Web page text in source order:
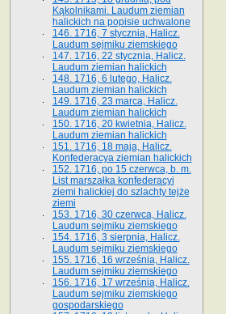
Kąkolnikami. Laudum ziemian
halickich na popisie uchwalone
146. 1716, 7 stycznia, Halicz.
Laudum sejmiku ziemskiego
147. 1716, 22 stycznia, Halicz.
Laudum ziemian halickich
148. 1716, 6 lutego, Halicz.
Laudum ziemian halickich
149. 1716, 23 marca, Halicz.
Laudum ziemian halickich
150. 1716, 20 kwietnia, Halicz.
Laudum ziemian halickich
151. 1716, 18 maja, Halicz.
Konfederacya ziemian halickich
152. 1716, po 15 czerwca, b. m.
List marszałka konfederacyi
ziemi halickiej do szlachty tejże
ziemi
153. 1716, 30 czerwca, Halicz.
Laudum sejmiku ziemskiego
154. 1716, 3 sierpnia, Halicz.
Laudum sejmiku ziemskiego
155. 1716, 16 września, Halicz.
Laudum sejmiku ziemskiego
156. 1716, 17 września, Halicz.
Laudum sejmiku ziemskiego
gospodarskiego